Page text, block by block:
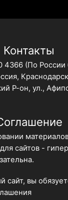
Контакты
4366 (По России
Р-он, ул.,
сайтов -
сайт, вы